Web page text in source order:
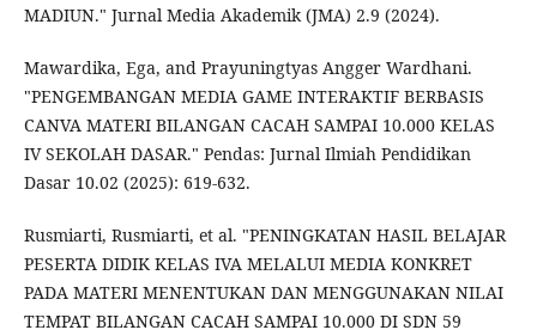
MADIUN." Jurnal Media Akademik (JMA) 2.9 (2024).
Mawardika, Ega, and Prayuningtyas Angger Wardhani.
"PENGEMBANGAN MEDIA GAME INTERAKTIF BERBASIS
CANVA MATERI BILANGAN CACAH SAMPAI 10.000 KELAS
IV SEKOLAH DASAR." Pendas: Jurnal Ilmiah Pendidikan
Dasar 10.02 (2025): 619-632.
Rusmiarti, Rusmiarti, et al. "PENINGKATAN HASIL BELAJAR
PESERTA DIDIK KELAS IVA MELALUI MEDIA KONKRET
PADA MATERI MENENTUKAN DAN MENGGUNAKAN NILAI
TEMPAT BILANGAN CACAH SAMPAI 10.000 DI SDN 59